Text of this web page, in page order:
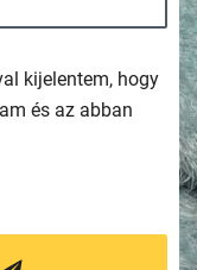
kijelentem, hogy
és az abban